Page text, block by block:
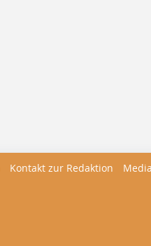
Kontakt zur Redaktion